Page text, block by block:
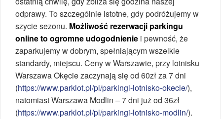
odprawy. To szczególnie istotne, gdy podróżujemy w
szycie sezonu. Możliwość rezerwacji parkingu
online to ogromne udogodnienie i pewność, że
zaparkujemy w dobrym, spełniającym wszelkie
standardy, miejscu. Ceny w Warszawie, przy lotnisku
Warszawa Okęcie zaczynają się od 60zł za 7 dni
(https://www.parklot.pl/pl/parkingi-lotnisko-okecie/),
natomiast Warszawa Modlin – 7 dni już od 36zł
(https://www.parklot.pl/pl/parkingi-lotnisko-modlin/).